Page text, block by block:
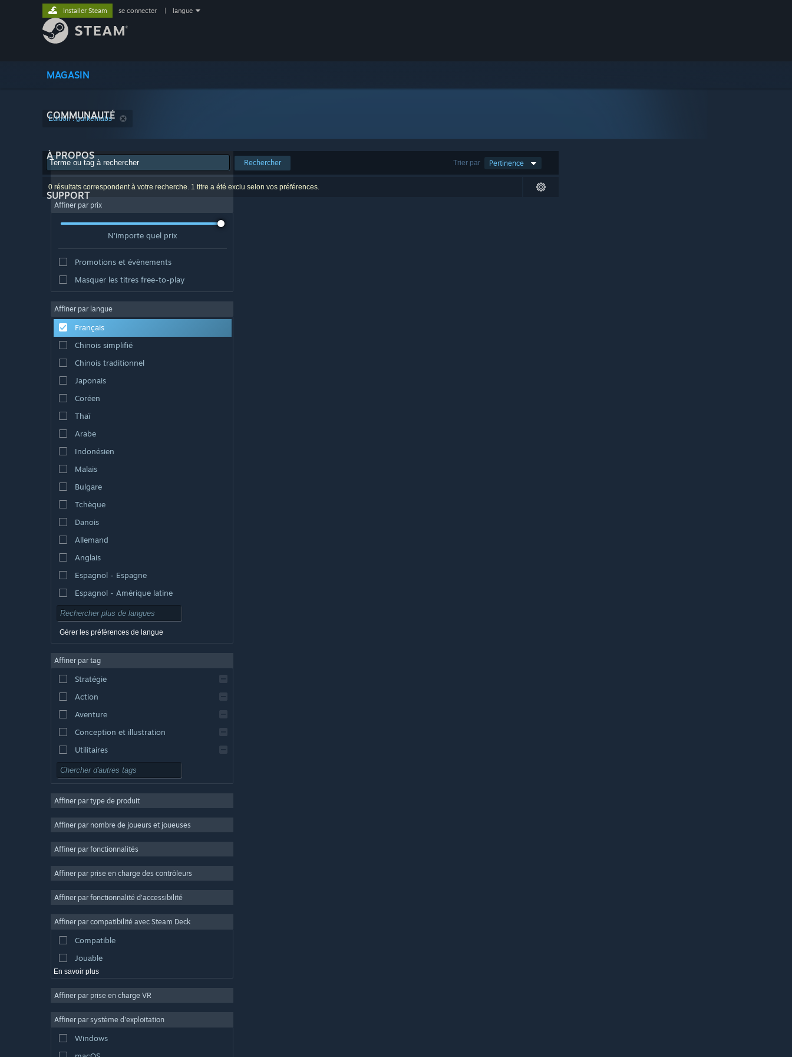
MAGASIN
COMMUNAUTÉ
À PROPOS
SUPPORT
Installer Steam se connecter langue
Édition : gurkenlabs
Trier par Pertinence
Rechercher
0 résultats correspondent à votre recherche. 1 titre a été exclu selon vos préférences.
Affiner par prix
N'importe quel prix
Promotions et évènements
Masquer les titres free-to-play
Affiner par langue
Français
Chinois simplifié
Chinois traditionnel
Japonais
Coréen
Thaï
Arabe
Indonésien
Malais
Bulgare
Tchèque
Danois
Allemand
Anglais
Espagnol - Espagne
Espagnol - Amérique latine
Gérer les préférences de langue
Affiner par tag
Stratégie
Action
Aventure
Conception et illustration
Utilitaires
Free-to-play
Massivement multijoueur
Indépendant
Casual
Simulation
Production vidéo
Retouche photo
Affiner par type de produit
Affiner par nombre de joueurs et joueuses
Affiner par fonctionnalités
Affiner par prise en charge des contrôleurs
Affiner par fonctionnalité d'accessibilité
Affiner par compatibilité avec Steam Deck
Compatible
Jouable
En savoir plus
Affiner par prise en charge VR
Affiner par système d'exploitation
Windows